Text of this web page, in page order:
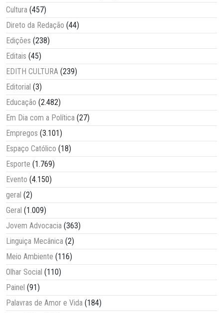
Cultura (457)
Direto da Redação (44)
Edições (238)
Editais (45)
EDITH CULTURA (239)
Editorial (3)
Educação (2.482)
Em Dia com a Política (27)
Empregos (3.101)
Espaço Católico (18)
Esporte (1.769)
Evento (4.150)
geral (2)
Geral (1.009)
Jovem Advocacia (363)
Linguiça Mecânica (2)
Meio Ambiente (116)
Olhar Social (110)
Painel (91)
Palavras de Amor e Vida (184)